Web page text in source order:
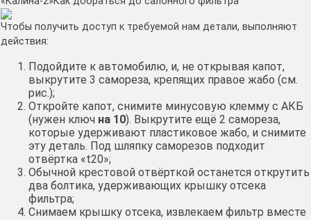
Чтобы получить доступ к требуемой нам детали, выполняют
действия:
Подойдите к автомобилю, и, не открывая капот,
выкрутите 3 самореза, крепящих правое жабо (см.
рис.);
Откройте капот, снимите минусовую клемму с АКБ
(нужен ключ на 10). Выкрутите ещё 2 самореза,
которые удерживают пластиковое жабо, и снимите
эту деталь. Под шляпку саморезов подходит
отвёртка «t20»;
Обычной крестовой отвёрткой останется открутить
два болтика, удерживающих крышку отсека
фильтра;
Снимаем крышку отсека, извлекаем фильтр вместе